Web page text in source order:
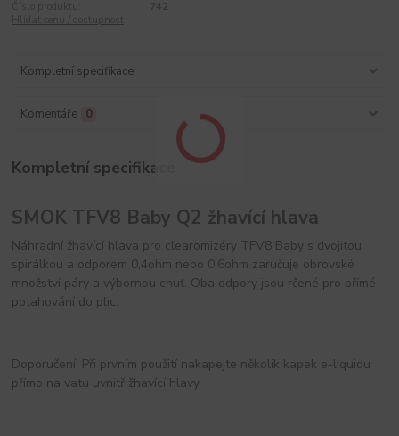
Kompletní specifikace
Komentáře 0
Kompletní specifikace
SMOK TFV8 Baby Q2 žhavící hlava
Náhradní žhavící hlava pro clearomizéry TFV8 Baby s dvojitou
spirálkou a odporem 0,4ohm nebo 0,6ohm zaručuje obrovské
množství páry a výbornou chuť. Oba odpory jsou rčené pro přímé
potahování do plic.
Doporučení: Při prvním použití nakapejte několik kapek e-liquidu
přímo na vatu uvnitř žhavící hlavy